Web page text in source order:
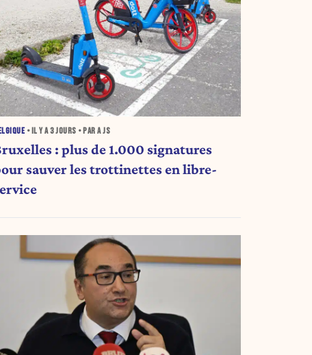
• IL Y A3 JOURS • PAR A JS
: plus de 1.000 signatures
sauver les trottinettes en libre-